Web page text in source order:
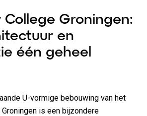
College Groningen:
en
één geheel
U-vormige bebouwing van het
is een bijzondere